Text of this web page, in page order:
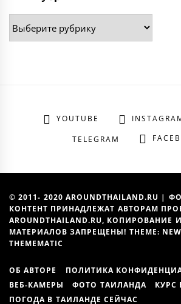
Рубрики
YOUTUBE
TELEGRAM
© 2011- 2020 AROUNDTHAILAND.RU |
КОНТЕНТ ПРИНАДЛЕЖАТ АВТОРАМ
AROUNDTHAILAND.RU, КОПИРОВАНИЕ
МАТЕРИАЛОВ ЗАПРЕЩЕНЫ! THEME:
THEMEMATIC
ОБ АВТОРЕ
ПОЛИТИКА
ВЕБ-КАМЕРЫ
ФОТО ТАИЛАНДА
КУРС
ПОГОДА В ТАИЛАНДЕ СЕЙЧАС